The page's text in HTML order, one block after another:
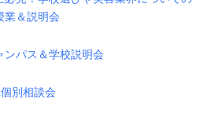
＆説明会
パス＆学校説明会
別相談会